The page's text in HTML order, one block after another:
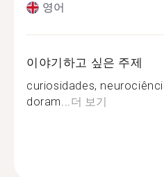
영어
이야기하고 싶은 주제
curiosidades,
doram...더 보기